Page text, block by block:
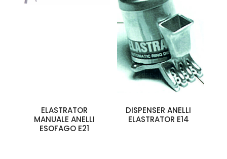
ELASTRATOR
MANUALE ANELLI
ESOFAGO E21
DISPENSER ANELLI
ELASTRATOR E14